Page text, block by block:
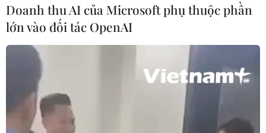
Đẩy nhanh tiến độ Nhà máy điện rác
ở Thanh Hóa trước áp lực xử lý rác
Bàn giao một cá thể Diều hoa Miến
Điện cho Vườn quốc gia Phong Nha-
Doanh thu AI của Microsoft phụ thuộc phần
lớn vào đối tác OpenAI